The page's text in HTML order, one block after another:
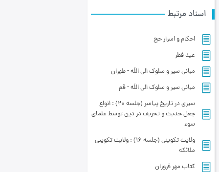
اسناد مرتبط
احکام و اسرار حج
عید فطر
مبانی سیر و سلوک الی اللَه - طهران
مبانی سیر و سلوک الی اللَه - قم
سیری در تاریخ پیامبر (جلسه 20) : انواع
جعل حدیث و تحریف در دین توسط علمای
سوء
ولایت تکوینی (جلسه 16) : ولایت تکوینی
ملائکه
کتاب مهر فروزان